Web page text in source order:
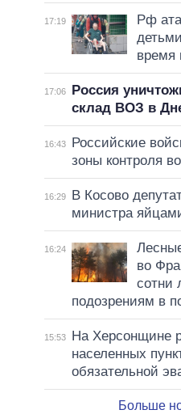
17:19
Рф
время
17:06
Россия
склад ВОЗ в
16:43
Российские
зоны контроля
16:29
В Косово
министра
16:24
во
сотни
подозрениям в
15:53
На Херсонщине
населенных
обязательной
Больше